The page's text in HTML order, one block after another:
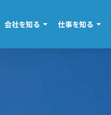
会社を知る 仕事を知る